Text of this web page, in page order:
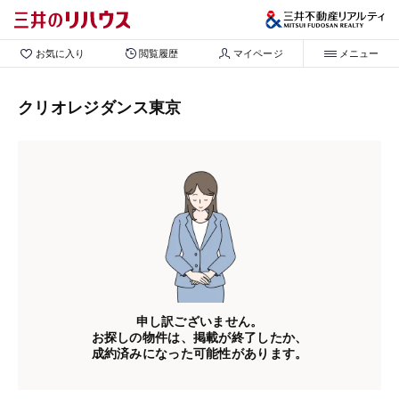
お気に入り 閲覧履歴 マイページ メニュー
クリオレジダンス東京
申し訳ございません。
お探しの物件は、掲載が終了したか、
成約済みになった可能性があります。